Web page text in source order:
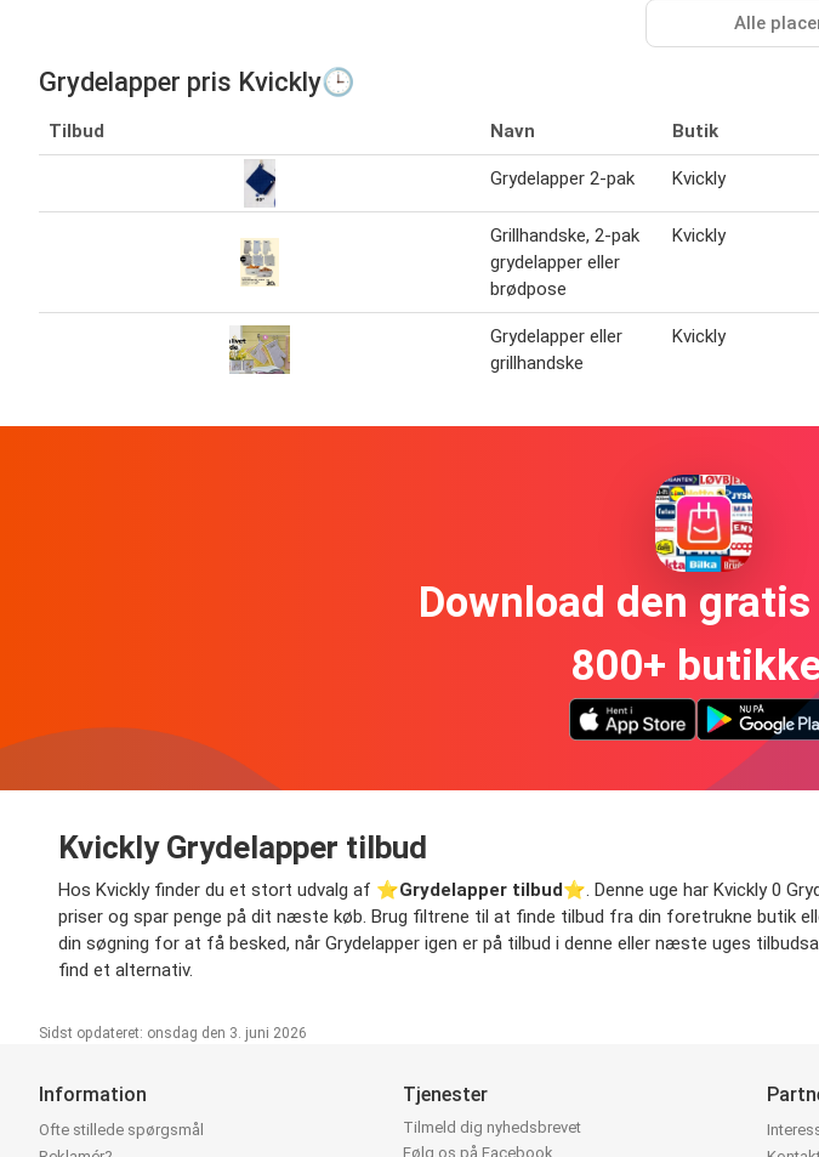
Alle
Grydelapper pris Kvickly🕒
Tilbud Navn Butik
Grydelapper 2-pak Kvickly
Grillhandske, 2-pak
grydelapper eller
brødpose
Kvickly
Grydelapper eller
grillhandske
Kvickly
Download den gratis
800+
Kvickly Grydelapper tilbud
Hos Kvickly finder du et stort udvalg af ⭐️Grydelapper tilbud⭐️. Denne uge har Kvickly 0
priser og spar penge på dit næste køb. Brug filtrene til at finde tilbud fra din foretrukne butik
din søgning for at få besked, når Grydelapper igen er på tilbud i denne eller næste uges
find et alternativ.
Sidst opdateret: onsdag den 3. juni 2026
Information
Ofte stillede spørgsmål
Tjenester
Tilmeld dig nyhedsbrevet
Følg os på Facebook